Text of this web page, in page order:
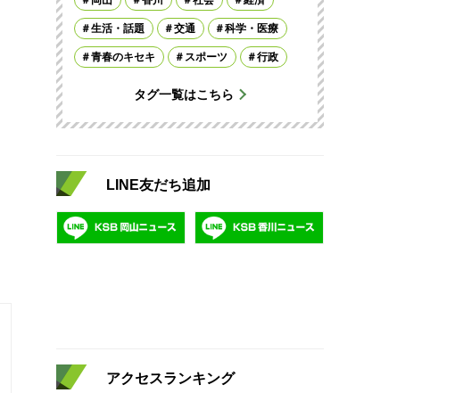
生活・話題 交通 科学・医療
青春のキセキ スポーツ 行政
タグ一覧はこちら
LINE友だち追加
アクセスランキング